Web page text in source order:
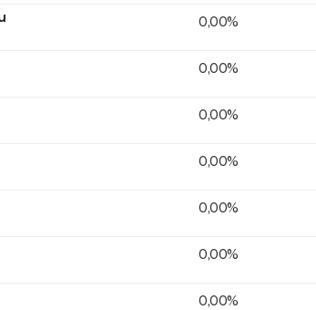
0,00%
0,00%
0,00%
0,00%
0,00%
0,00%
0,00%